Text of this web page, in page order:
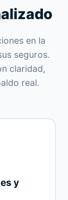
en la
seguros.
claridad,
real.
y